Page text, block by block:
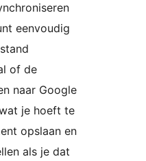
eenvoudig
of de
naar Google
je hoeft te
opslaan en
als je dat